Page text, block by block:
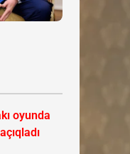
oyunda